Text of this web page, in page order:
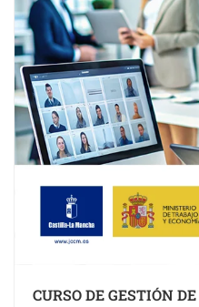
CURSO DE GESTIÓN